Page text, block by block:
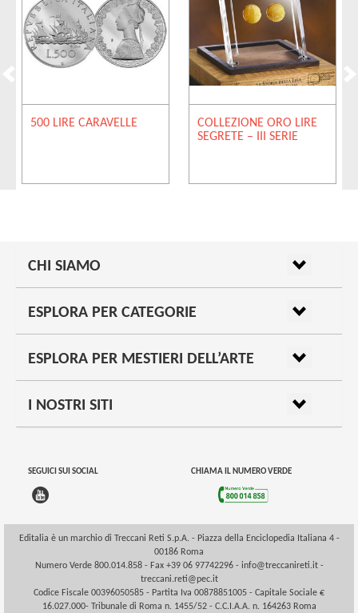
500 LIRE CARAVELLE
COLLEZIONE ORO LIRE
SEGRETE – III SERIE
CHI SIAMO
ESPLORA PER CATEGORIE
ESPLORA PER MESTIERI DELL’ARTE
I NOSTRI SITI
SEGUICI SUI SOCIAL CHIAMA IL NUMERO VERDE
Editalia è un marchio di Treccani Reti S.p.A. - Piazza della Enciclopedia Italiana 4 -
00186 Roma
Numero Verde 800.014.858 - Fax +39 06 97742296 - info@treccanireti.it-
treccani.reti@pec.it
Codice Fiscale 00396050585 - Partita Iva 00878851005 - Capitale Sociale €
16.027.000- Tribunale di Roma n. 1455/52 - C.C.I.A.A. n. 164263 Roma